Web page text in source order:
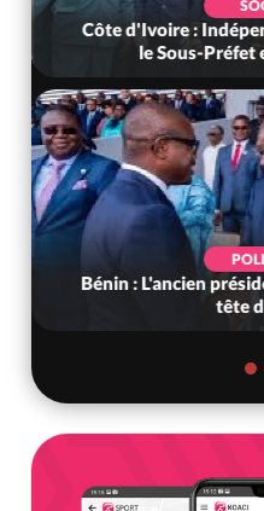
Côte d'Ivoire :
le Sous-Préfet
Bénin : L'ancien
tête